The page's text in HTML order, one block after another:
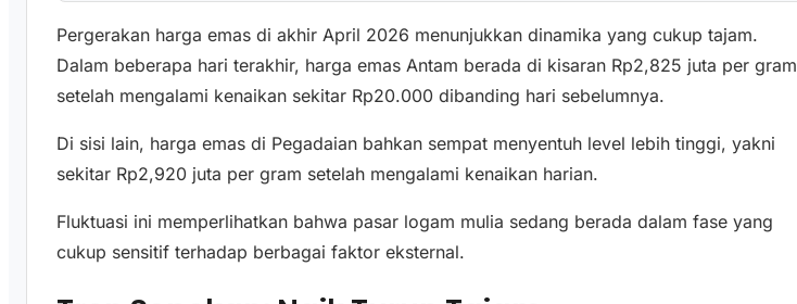
Pergerakan harga emas di akhir April 2026 menunjukkan dinamika yang cukup tajam.
Dalam beberapa hari terakhir, harga emas Antam berada di kisaran Rp2,825 juta per gram
setelah mengalami kenaikan sekitar Rp20.000 dibanding hari sebelumnya.
Di sisi lain, harga emas di Pegadaian bahkan sempat menyentuh level lebih tinggi, yakni
sekitar Rp2,920 juta per gram setelah mengalami kenaikan harian.
Fluktuasi ini memperlihatkan bahwa pasar logam mulia sedang berada dalam fase yang
cukup sensitif terhadap berbagai faktor eksternal.